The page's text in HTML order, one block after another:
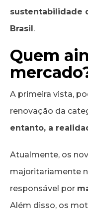
sustentabilidade
Brasil.
Quem
A primeira vista,
renovação da
entanto, a
Atualmente, os
majoritariamente
responsável por
Além disso, os